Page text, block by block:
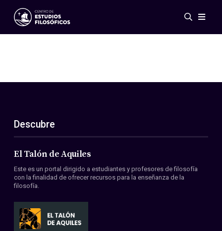
Eventos
ES
EN
Acerca de nosotros
Miembros
Convenios
Descubre
El Talón de Aquiles
Este es un portal dirigido a estudiantes y profesores de filosofía
con la finalidad de ofrecer recursos para la enseñanza de la
filosofía.